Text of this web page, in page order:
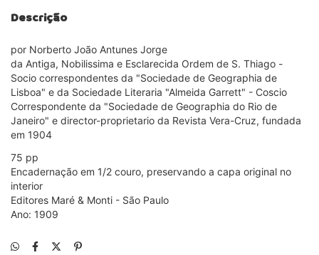
Descrição
por Norberto João Antunes Jorge
da Antiga, Nobilissima e Esclarecida Ordem de S. Thiago -
Socio correspondentes da "Sociedade de Geographia de
Lisboa" e da Sociedade Literaria "Almeida Garrett" - Coscio
Correspondente da "Sociedade de Geographia do Rio de
Janeiro" e director-proprietario da Revista Vera-Cruz, fundada
em 1904
75 pp
Encadernação em 1/2 couro, preservando a capa original no
interior
Editores Maré & Monti - São Paulo
Ano: 1909